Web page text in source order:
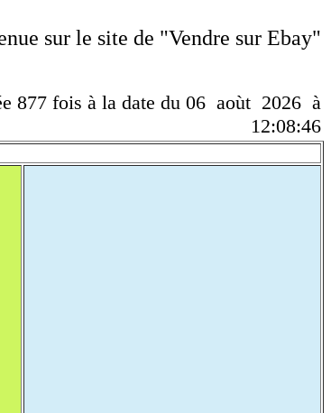
sur le site de "Vendre sur Ebay"
877 fois à la date du 06 aoùt 2026 à
12:08:46